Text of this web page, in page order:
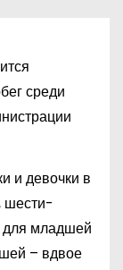
среди
и девочки в
шести-
для младшей
– вдвое